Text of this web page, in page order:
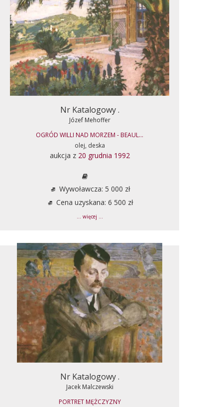
Nr Katalogowy .
Józef Mehoffer
OGRÓD WILLI NAD MORZEM - BEAUL...
olej, deska
aukcja z 20 grudnia 1992
Wywoławcza: 5 000 zł
Cena uzyskana: 6 500 zł
... więcej ...
Nr Katalogowy .
Jacek Malczewski
PORTRET MĘŻCZYZNY